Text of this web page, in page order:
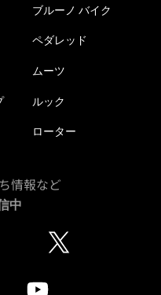
ブルーノ バイク
ペダレッド
ムーツ
ルック
ローター
情報など
中